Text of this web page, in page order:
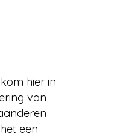
hier in
van
een